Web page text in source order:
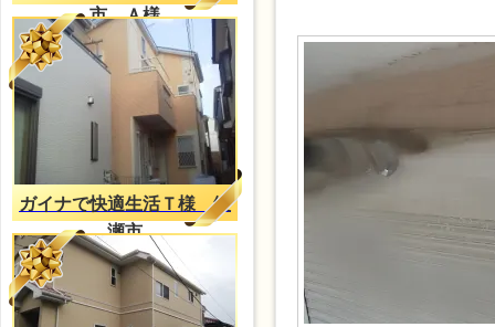
市 Ａ様
ガイナで快適生活Ｔ様 綾
瀬市